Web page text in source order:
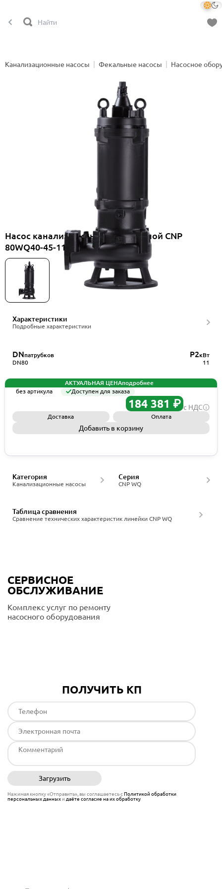
Канализационные насосы Фекальные насосы Насосное
Насос канализационный погружной CNP
80WQ40-45-11AC(I)
Характеристики
Подробные характеристики
DNпатрубков
DN80
P2кВт
11
АКТУАЛЬНАЯ ЦЕНАподробнее
без артикула
Доступен для заказа
184 381 ₽ с НДС
Доставка Оплата
Добавить в корзину
Канализационные насосы
Категория
CNP WQ
Серия
Сравнение технических характеристик линейки CNP WQ
Таблица сравнения
СЕРВИСНОЕ
ОБСЛУЖИВАНИЕ
Комплекс услуг по ремонту
насосного оборудования
ПОЛУЧИТЬ КП
Загрузить
Нажимая кнопку «Отправить», вы соглашаетесь сПолитикой обработки
персональных данныхи даёте согласие на их обработку